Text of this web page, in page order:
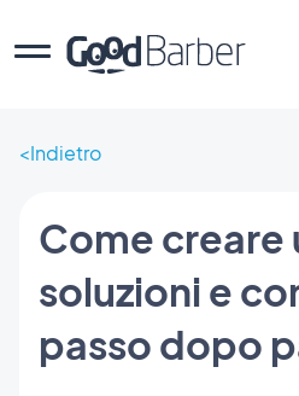
Indietro
Come creare
soluzioni e
passo dopo